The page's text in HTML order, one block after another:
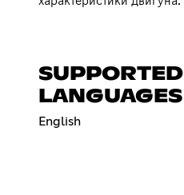
SUPPORTED
LANGUAGES
English